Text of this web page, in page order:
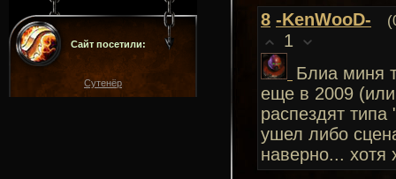
Сайт посетили:
Сутенёр
8 -KenWooD-
1
Блиа миня
еще в 2009 (или
распездят
ушел либо
наверно... хотя